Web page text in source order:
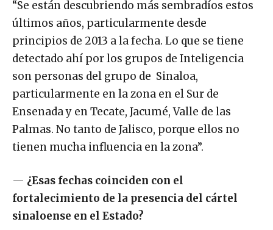
“Se están descubriendo más sembradíos estos
últimos años, particularmente desde
principios de 2013 a la fecha. Lo que se tiene
detectado ahí por los grupos de Inteligencia
son personas del grupo de Sinaloa,
particularmente en la zona en el Sur de
Ensenada y en Tecate, Jacumé, Valle de las
Palmas. No tanto de Jalisco, porque ellos no
tienen mucha influencia en la zona”.
— ¿Esas fechas coinciden con el
fortalecimiento de la presencia del cártel
sinaloense en el Estado?